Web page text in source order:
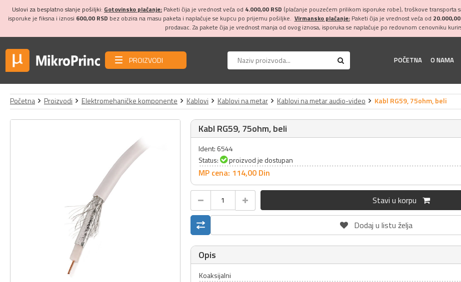
Uslovi za besplatno slanje pošiljki: Gotovinsko plaćanje: Paketi čija je vrednost veća od 4.000,00 RSD (plaćanje pouzećem prilikom isporuke robe), troškove transporta
isporuke je fiksna i iznosi 600,00 RSD bez obzira na masu paketa i naplaćuje se kupcu po prijemu pošiljke. Virmansko plaćanje:Paketi čija je vrednost veća od 20.000,00
prodavac. Za pakete čija je vrednost manja od ovog iznosa, isporuka se naplaćuje po redovnom cenovniku
PROIZVODI POČETNA O NAMA
Početna Proizvodi Elektromehaničke komponente Kablovi Kablovi na metar Kablovi na metar audio-video Kabl RG59, 75ohm, beli
Kabl RG59, 75ohm, beli
Ident: 6544
Status:
proizvod je dostupan
MP cena: 114,00 Din
Stavi u korpu
Dodaj u listu želja
Opis
Koaksijalni